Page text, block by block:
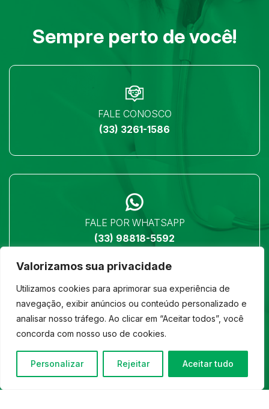
Valorizamos sua privacidade
Utilizamos cookies para aprimorar sua experiência de
navegação, exibir anúncios ou conteúdo personalizado e
analisar nosso tráfego. Ao clicar em “Aceitar todos”, você
concorda com nosso uso de cookies.
Personalizar Rejeitar Aceitar tudo
Sempre perto de você!
FALE CONOSCO
(33) 3261-1586
FALE POR WHATSAPP
(33) 98818-5592
LOCALIZAÇÃO